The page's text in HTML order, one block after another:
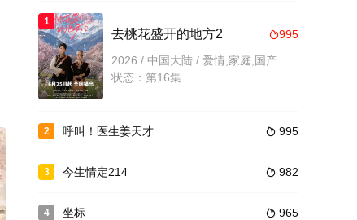
1
995
去桃花盛开的地方2
2026 / 中国大陆 / 爱情,家庭,国产
状态：第16集
2  995
呼叫！医生姜天才
3  982
今生情定214
4  965
坐标